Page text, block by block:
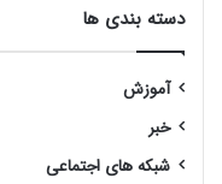
دسته بندی ها
آموزش
خبر
شبکه های اجتماعی